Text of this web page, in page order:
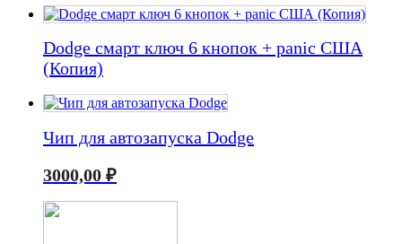
Dodge смарт ключ 6 кнопок + panic США
(Копия)
Чип для автозапуска Dodge
3000,00 ₽